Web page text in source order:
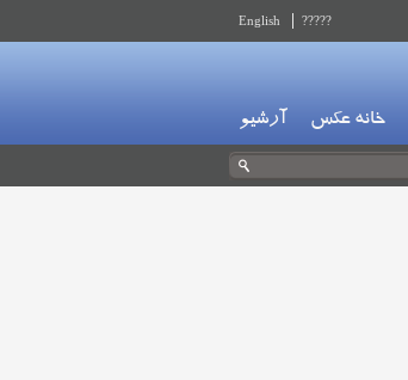
?????
English
خانه عکس آرشیو